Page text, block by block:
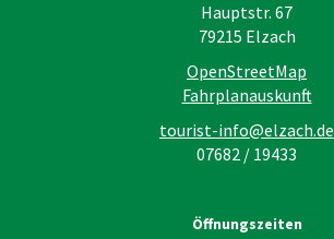
Hauptstr. 67
79215 Elzach
OpenStreetMap
Fahrplanauskunft
tourist-info@elzach.de
07682 / 19433
Öffnungszeiten